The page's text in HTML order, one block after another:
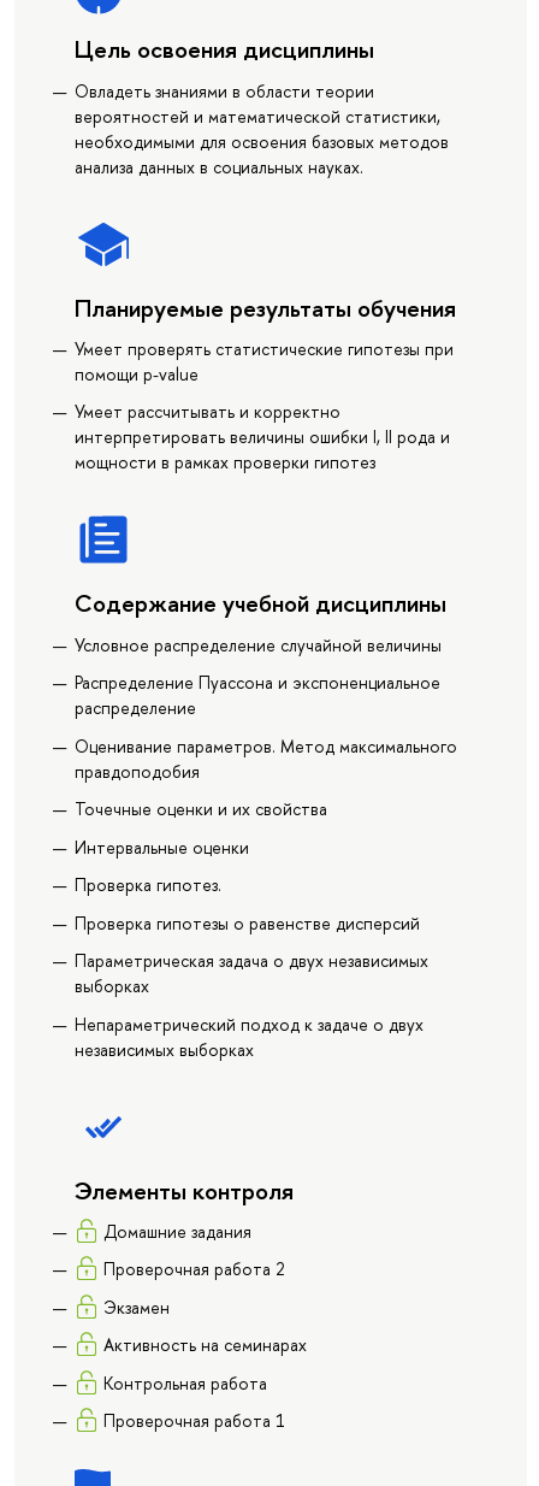
Цель освоения дисциплины
Овладеть знаниями в области теории
вероятностей и математической статистики,
необходимыми для освоения базовых методов
анализа данных в социальных науках.
Планируемые результаты обучения
Умеет проверять статистические гипотезы при
помощи p-value
Умеет рассчитывать и корректно
интерпретировать величины ошибки I, II рода и
мощности в рамках проверки гипотез
Содержание учебной дисциплины
Условное распределение случайной величины
Распределение Пуассона и экспоненциальное
распределение
Оценивание параметров. Метод максимального
правдоподобия
Точечные оценки и их свойства
Интервальные оценки
Проверка гипотез.
Проверка гипотезы о равенстве дисперсий
Параметрическая задача о двух независимых
выборках
Непараметрический подход к задаче о двух
независимых выборках
Элементы контроля
Домашние задания
Проверочная работа 2
Экзамен
Активность на семинарах
Контрольная работа
Проверочная работа 1